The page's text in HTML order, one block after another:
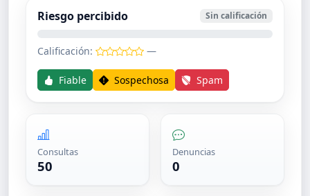
Riesgo percibido Sin calificación
Calificación: —
Fiable Sospechosa Spam
Consultas
50
Denuncias
0